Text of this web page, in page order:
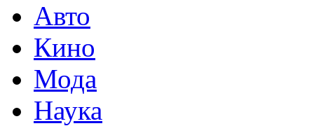
Авто
Кино
Мода
Наука